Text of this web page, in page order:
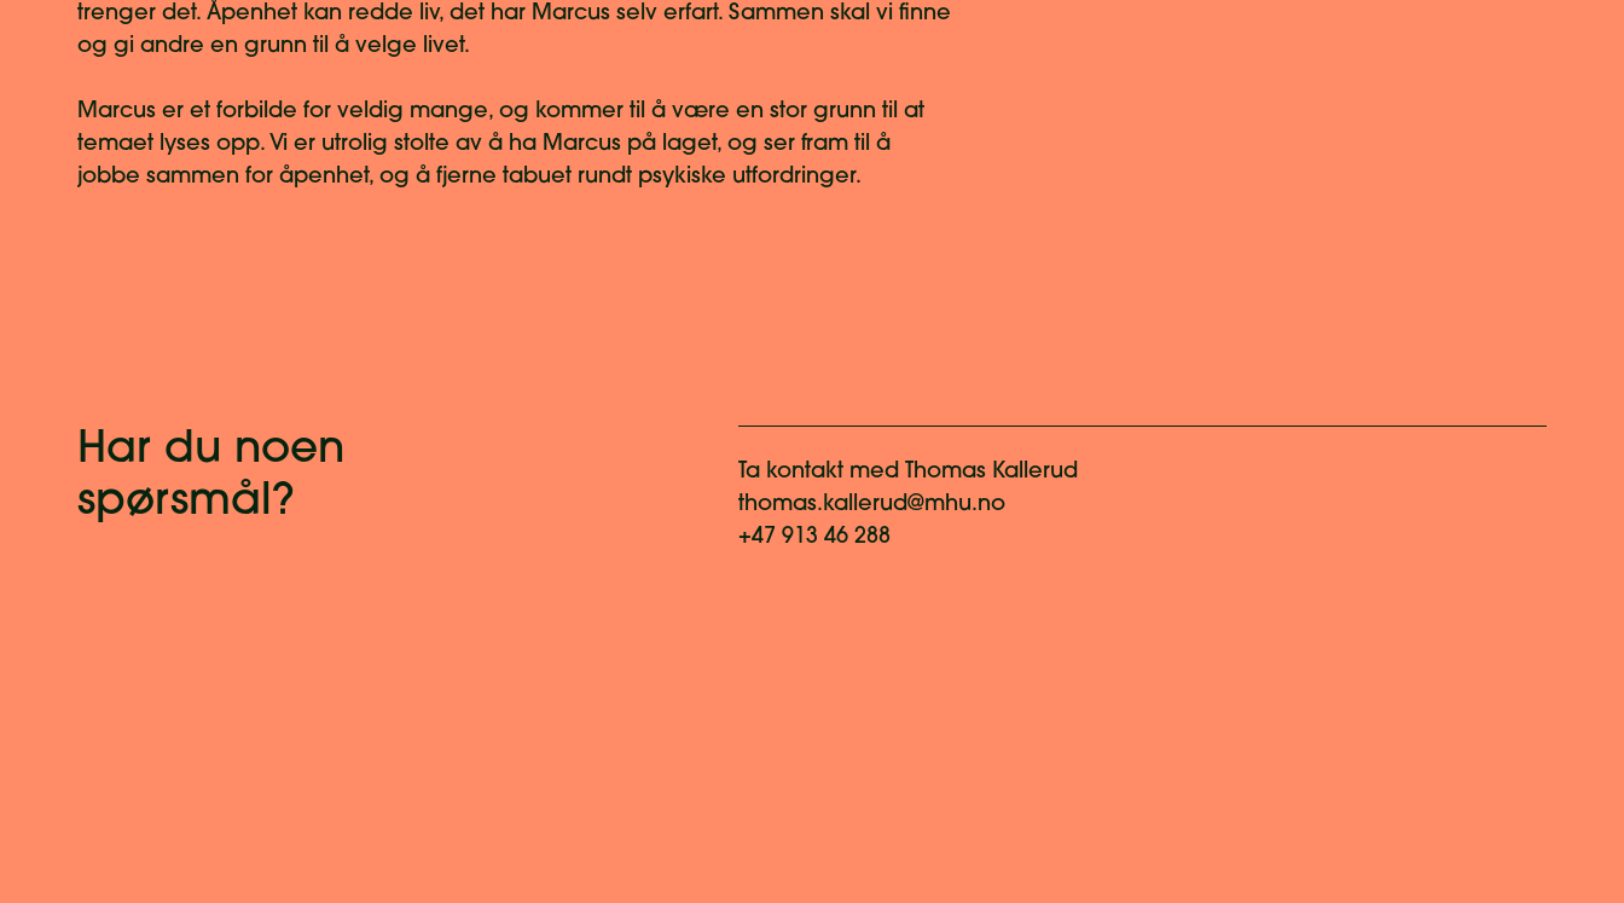
trenger det. Åpenhet kan redde liv, det har Marcus selv erfart. Sammen skal vi finne
og gi andre en grunn til å velge livet.
Marcus er et forbilde for veldig mange, og kommer til å være en stor grunn til at
temaet lyses opp. Vi er utrolig stolte av å ha Marcus på laget, og ser fram til å
jobbe sammen for åpenhet, og å fjerne tabuet rundt psykiske utfordringer.
Har du noen
spørsmål?
Ta kontakt med Thomas Kallerud
thomas.kallerud@mhu.no
+47 913 46 288